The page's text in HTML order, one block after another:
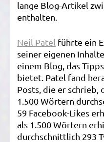
lange Blog-Artikel
enthalten.
Neil Patel führte ein
seiner eigenen
einem Blog, das
bietet. Patel fand
Posts, die er schrieb,
1.500 Wörtern
59 Facebook-Likes
als 1.500 Wörtern
durchschnittlich 293